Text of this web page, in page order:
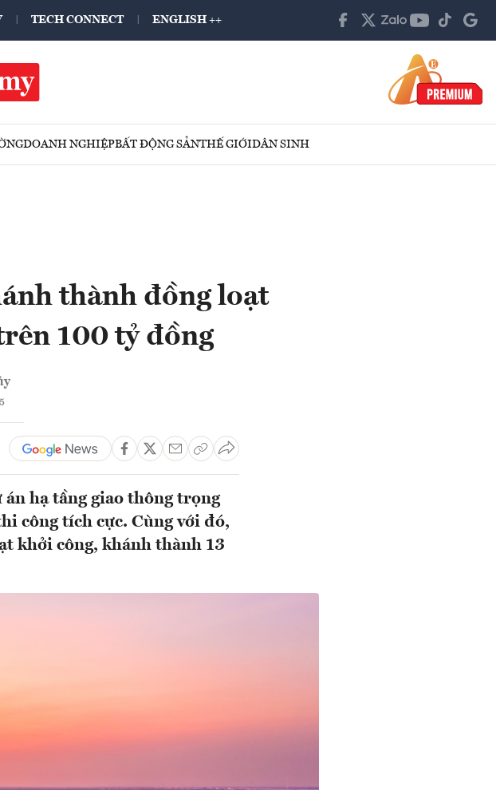
TECH CONNECT ENGLISH ++
DOANH NGHIỆPBẤT ĐỘNG SẢNTHẾ GIỚIDÂN SINH
thành đồng loạt
100 tỷ đồng
hạ tầng giao thông trọng
công tích cực. Cùng với đó,
khởi công, khánh thành 13